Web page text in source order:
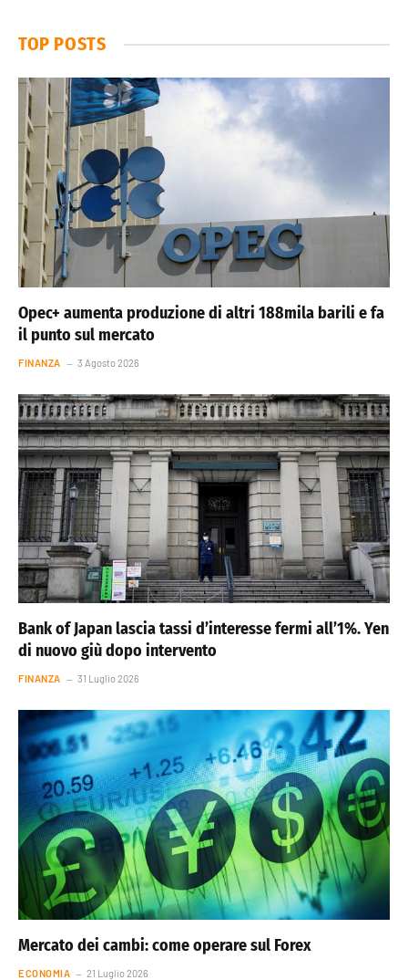
TOP POSTS
Opec+ aumenta produzione di altri 188mila barili e fa
il punto sul mercato
FINANZA 3 Agosto 2026
Bank of Japan lascia tassi d’interesse fermi all’1%. Yen
di nuovo giù dopo intervento
FINANZA 31 Luglio 2026
Mercato dei cambi: come operare sul Forex
ECONOMIA 21 Luglio 2026